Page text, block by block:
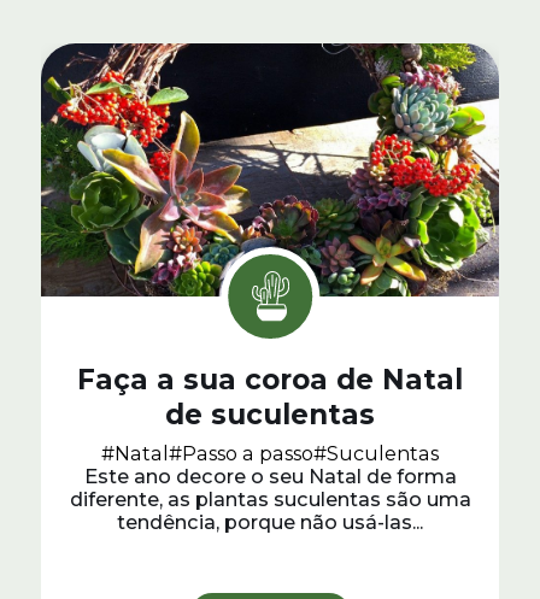
Faça a sua coroa de Natal
de suculentas
#Natal#Passo a passo#Suculentas
Este ano decore o seu Natal de forma
diferente, as plantas suculentas são uma
tendência, porque não usá-las...